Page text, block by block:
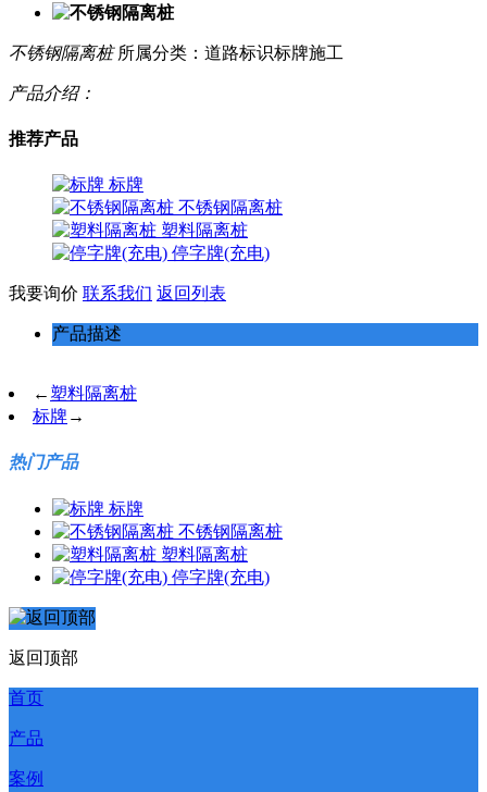
不锈钢隔离桩 所属分类：道路标识标牌施工
产品介绍：
推荐产品
标牌
不锈钢隔离桩
塑料隔离桩
停字牌(充电)
我要询价 联系我们 返回列表
产品描述
← 塑料隔离桩
标牌→
热门产品
标牌
不锈钢隔离桩
塑料隔离桩
停字牌(充电)
返回顶部
首页
产品
案例